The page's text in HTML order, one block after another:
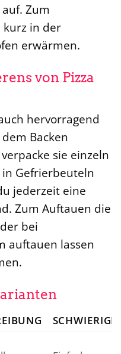
Zum
kurz in der
erwärmen.
von Pizza
hervorragend
Backen
sie einzeln
Gefrierbeuteln
jederzeit eine
Zum Auftauen die
bei
auftauen lassen